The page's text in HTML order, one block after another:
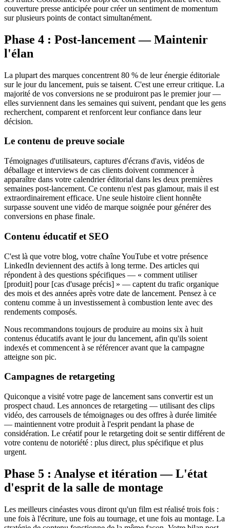
couverture presse anticipée pour créer un sentiment de momentum
sur plusieurs points de contact simultanément.
Phase 4 : Post-lancement — Maintenir
l'élan
La plupart des marques concentrent 80 % de leur énergie éditoriale
sur le jour du lancement, puis se taisent. C'est une erreur critique. La
majorité de vos conversions ne se produiront pas le premier jour —
elles surviennent dans les semaines qui suivent, pendant que les gens
recherchent, comparent et renforcent leur confiance dans leur
décision.
Le contenu de preuve sociale
Témoignages d'utilisateurs, captures d'écrans d'avis, vidéos de
déballage et interviews de cas clients doivent commencer à
apparaître dans votre calendrier éditorial dans les deux premières
semaines post-lancement. Ce contenu n'est pas glamour, mais il est
extraordinairement efficace. Une seule histoire client honnête
surpasse souvent une vidéo de marque soignée pour générer des
conversions en phase finale.
Contenu éducatif et SEO
C'est là que votre blog, votre chaîne YouTube et votre présence
LinkedIn deviennent des actifs à long terme. Des articles qui
répondent à des questions spécifiques — « comment utiliser
[produit] pour [cas d'usage précis] » — captent du trafic organique
des mois et des années après votre date de lancement. Pensez à ce
contenu comme à un investissement à combustion lente avec des
rendements composés.
Nous recommandons toujours de produire au moins six à huit
contenus éducatifs avant le jour du lancement, afin qu'ils soient
indexés et commencent à se référencer avant que la campagne
atteigne son pic.
Campagnes de retargeting
Quiconque a visité votre page de lancement sans convertir est un
prospect chaud. Les annonces de retargeting — utilisant des clips
vidéo, des carrousels de témoignages ou des offres à durée limitée
— maintiennent votre produit à l'esprit pendant la phase de
considération. Le créatif pour le retargeting doit se sentir différent de
votre contenu de notoriété : plus direct, plus spécifique et plus
urgent.
Phase 5 : Analyse et itération — L'état
d'esprit de la salle de montage
Les meilleurs cinéastes vous diront qu'un film est réalisé trois fois :
une fois à l'écriture, une fois au tournage, et une fois au montage. La